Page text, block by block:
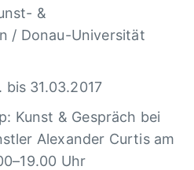
&
/ Donau-Universität
31.03.2017
Kunst & Gespräch bei
Alexander Curtis am
Uhr